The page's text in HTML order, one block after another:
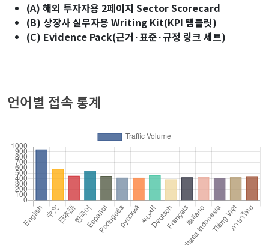
(A) 해외 투자자용 2페이지 Sector Scorecard
(B) 상장사 실무자용 Writing Kit(KPI 템플릿)
(C) Evidence Pack(근거·표준·규정 링크 세트)
언어별 접속 통계